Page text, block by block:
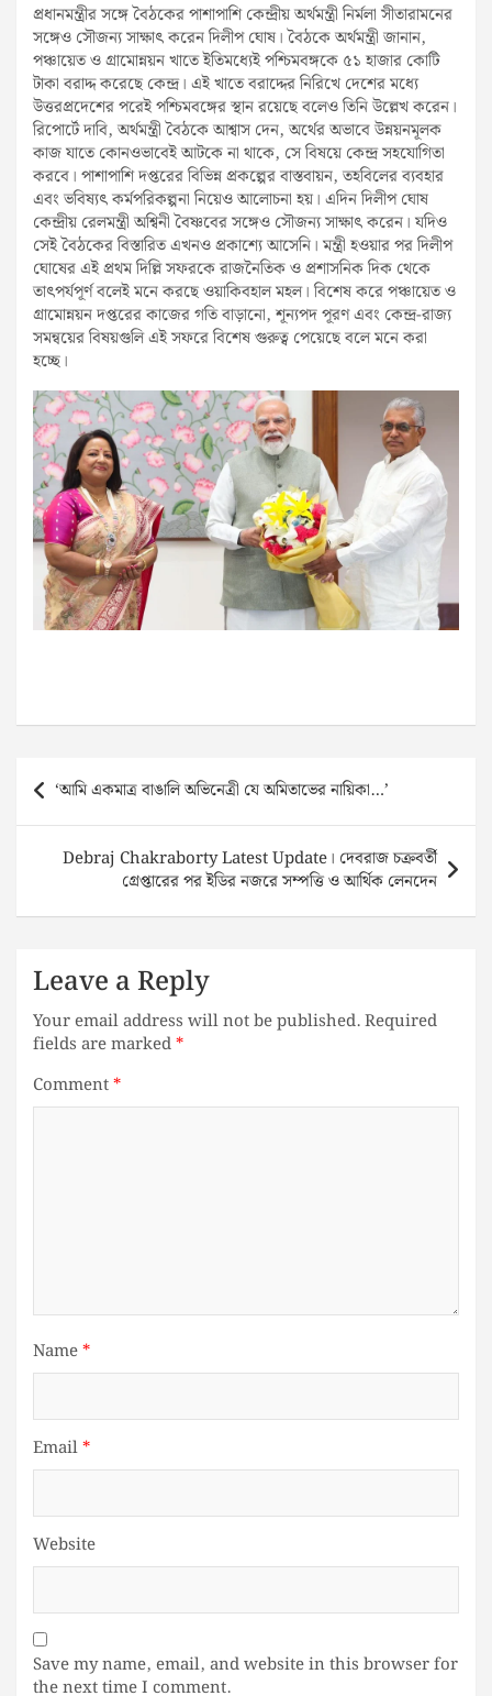
প্রধানমন্ত্রীর সঙ্গে বৈঠকের পাশাপাশি কেন্দ্রীয় অর্থমন্ত্রী নির্মলা সীতারামনের
সঙ্গেও সৌজন্য সাক্ষাৎ করেন দিলীপ ঘোষ। বৈঠকে অর্থমন্ত্রী জানান,
পঞ্চায়েত ও গ্রামোন্নয়ন খাতে ইতিমধ্যেই পশ্চিমবঙ্গকে ৫১ হাজার কোটি
টাকা বরাদ্দ করেছে কেন্দ্র। এই খাতে বরাদ্দের নিরিখে দেশের মধ্যে
উত্তরপ্রদেশের পরেই পশ্চিমবঙ্গের স্থান রয়েছে বলেও তিনি উল্লেখ করেন।
রিপোর্টে দাবি, অর্থমন্ত্রী বৈঠকে আশ্বাস দেন, অর্থের অভাবে উন্নয়নমূলক
কাজ যাতে কোনওভাবেই আটকে না থাকে, সে বিষয়ে কেন্দ্র সহযোগিতা
করবে। পাশাপাশি দপ্তরের বিভিন্ন প্রকল্পের বাস্তবায়ন, তহবিলের ব্যবহার
এবং ভবিষ্যৎ কর্মপরিকল্পনা নিয়েও আলোচনা হয়। এদিন দিলীপ ঘোষ
কেন্দ্রীয় রেলমন্ত্রী অশ্বিনী বৈষ্ণবের সঙ্গেও সৌজন্য সাক্ষাৎ করেন। যদিও
সেই বৈঠকের বিস্তারিত এখনও প্রকাশ্যে আসেনি। মন্ত্রী হওয়ার পর দিলীপ
ঘোষের এই প্রথম দিল্লি সফরকে রাজনৈতিক ও প্রশাসনিক দিক থেকে
তাৎপর্যপূর্ণ বলেই মনে করছে ওয়াকিবহাল মহল। বিশেষ করে পঞ্চায়েত ও
গ্রামোন্নয়ন দপ্তরের কাজের গতি বাড়ানো, শূন্যপদ পূরণ এবং কেন্দ্র-রাজ্য
সমন্বয়ের বিষয়গুলি এই সফরে বিশেষ গুরুত্ব পেয়েছে বলে মনে করা
হচ্ছে।
Post
navigation
‘আমি একমাত্র বাঙালি অভিনেত্রী যে অমিতাভের নায়িকা…’
Debraj Chakraborty Latest Update। দেবরাজ চক্রবর্তী
গ্রেপ্তারের পর ইডির নজরে সম্পত্তি ও আর্থিক লেনদেন
Leave a Reply
Your email address will not be published.Required
fields are marked*
Comment*
Name*
Email*
Website
Save my name, email, and website in this browser for
the next time I comment.